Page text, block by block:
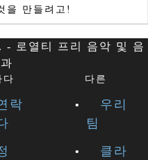
을 만들려고!
로열티 프리 음악 및 음
다
락
다른
우리
팀
클라